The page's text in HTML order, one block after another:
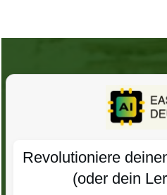
Revolutioniere
(oder dein